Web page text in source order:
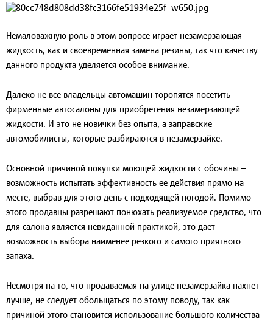
Немаловажную роль в этом вопросе играет незамерзающая
жидкость, как и своевременная замена резины, так что качеству
данного продукта уделяется особое внимание.
Далеко не все владельцы автомашин торопятся посетить
фирменные автосалоны для приобретения незамерзающей
жидкости. И это не новички без опыта, а заправские
автомобилисты, которые разбираются в незамерзайке.
Основной причиной покупки моющей жидкости с обочины –
возможность испытать эффективность ее действия прямо на
месте, выбрав для этого день с подходящей погодой. Помимо
этого продавцы разрешают понюхать реализуемое средство, что
для салона является невиданной практикой, это дает
возможность выбора наименее резкого и самого приятного
запаха.
Несмотря на то, что продаваемая на улице незамерзайка пахнет
лучше, не следует обольщаться по этому поводу, так как
причиной этого становится использование большого количества